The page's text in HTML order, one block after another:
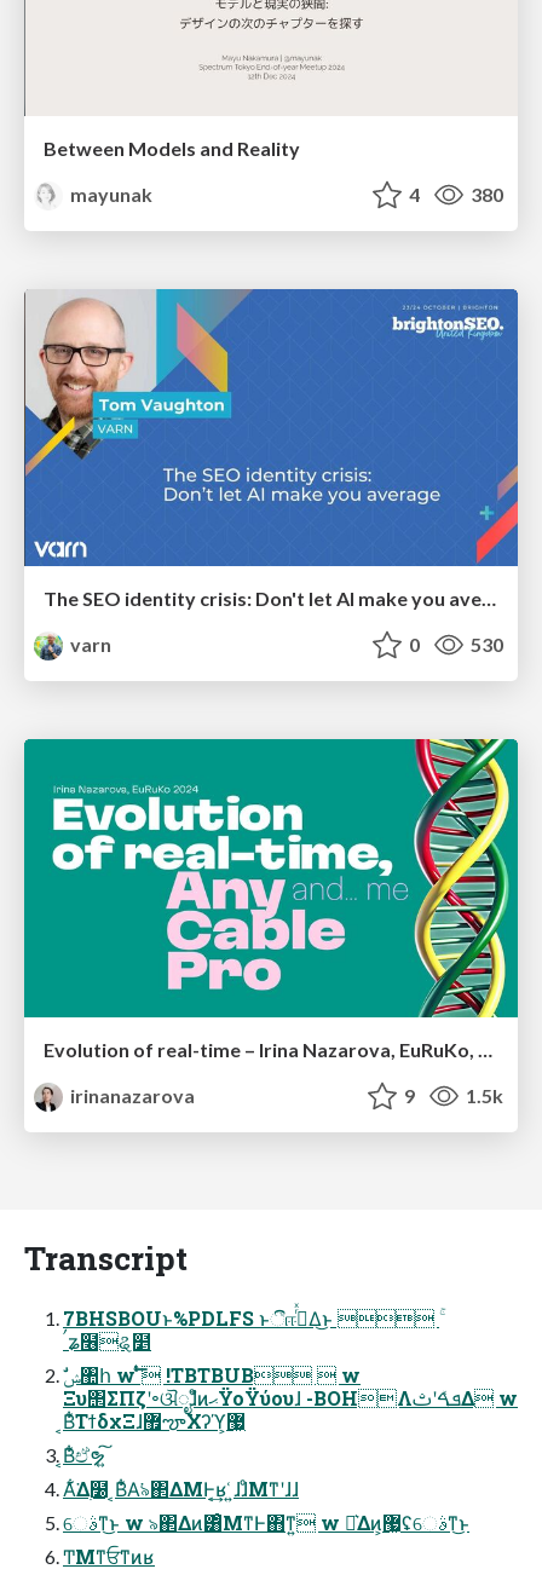
Between Models and Reality
mayunak
4 380
The SEO identity crisis: Don't let AI make you average
varn
0 530
irinanazarova
9 1.5k
Transcript
7BHSBOUͱ%PDLFS ͱීஈࢥͬͯΔ͜ͱ  ۚ
ࠤʑ໦ୡ໵
Ξυ΢ΣΠζʹ৽ଔೖࣾɺͦͷޙΫοΫύουɺ -BOHΛܦͯࠓʹࢸΔ w
͔Β͋͛ΤϯδχΞɺ޿ౡΧʔϓ͕޷͖
͔Β͋͛ඒຯ͍͠
Α͋͘Δ࣭໰ ͔Β͋͛Α͘৯΂ΔΜͰ͔͢ʁ ͍͑ɺɺͦΜͳʹɺɺ
େࣄͳ͜ͱ w ৯΂Δͷ͸ͦΜͳͰ΋ͳ͍ w ༲͛Δͷ͕޷͖ʢେࣄͳ͜ͱ
ͲΜͳਓͳͷʁ